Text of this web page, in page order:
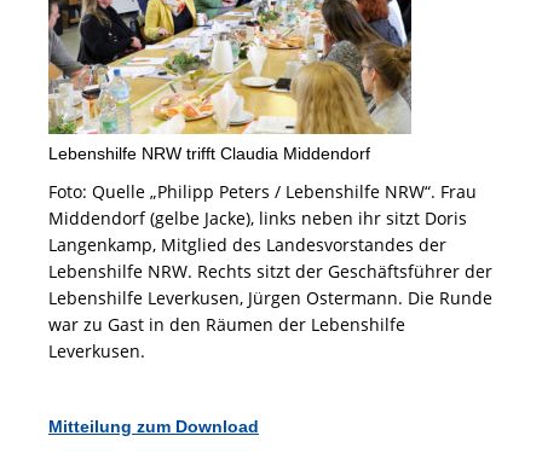
Lebenshilfe NRW trifft Claudia Middendorf
Foto: Quelle „Philipp Peters / Lebenshilfe NRW“. Frau
Middendorf (gelbe Jacke), links neben ihr sitzt Doris
Langenkamp, Mitglied des Landesvorstandes der
Lebenshilfe NRW. Rechts sitzt der Geschäftsführer der
Lebenshilfe Leverkusen, Jürgen Ostermann. Die Runde
war zu Gast in den Räumen der Lebenshilfe
Leverkusen.
Mitteilung zum Download